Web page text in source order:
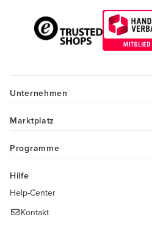
Unternehmen
Marktplatz
Programme
Hilfe
Help-Center
Kontakt